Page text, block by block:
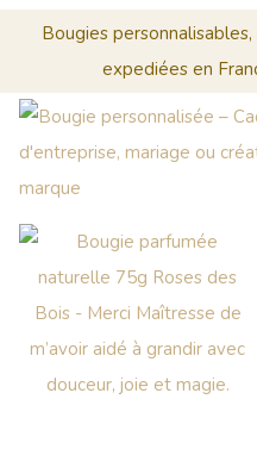
Bougies
expediées en
Menu
ACCUEIL
CRÉER
VOTRE
PERSONNALISÉE
Cérémonies
BOUGIES
MARIAGE
PERSONNALISÉES
PROFESSIONNELS
CONTACT
0 Panier
Panier
Votre
est
vide.